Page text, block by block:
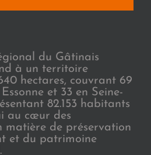
du Gâtinais
à un territoire
hectares, couvrant 69
et 33 en Seine-
82.153 habitants
au cœur des
matière de préservation
et du patrimoine